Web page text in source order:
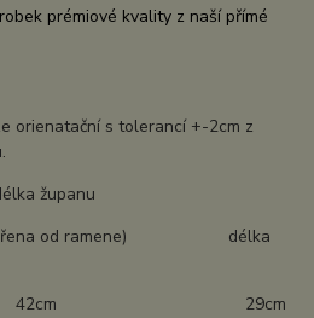
prémiové kvality z naší přímé
orienatační s tolerancí +-2cm z
ramene) délka
29cm